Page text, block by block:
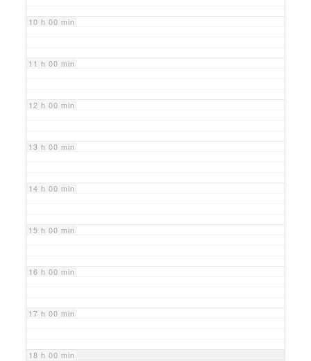
10 h 00 min
11 h 00 min
12 h 00 min
13 h 00 min
14 h 00 min
15 h 00 min
16 h 00 min
17 h 00 min
18 h 00 min